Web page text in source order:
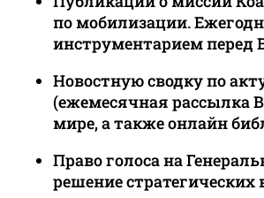
по мобилизации.
инструментарием перед
Новостную сводку по
(ежемесячная рассылка
мире, а также онлайн
Право голоса на
решение стратегических